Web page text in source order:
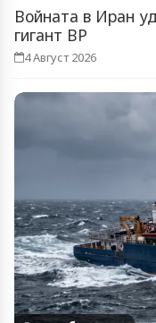
Войната в Иран
гигант BP
4 Август 2026